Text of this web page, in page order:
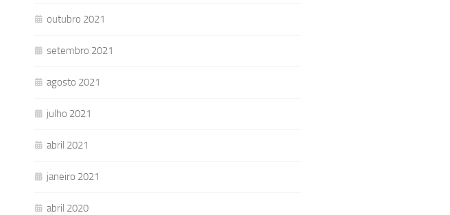
outubro 2021
setembro 2021
agosto 2021
julho 2021
abril 2021
janeiro 2021
abril 2020